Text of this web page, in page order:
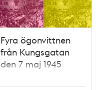
Fyra ögonvittnen
från Kungsgatan
den 7 maj 1945